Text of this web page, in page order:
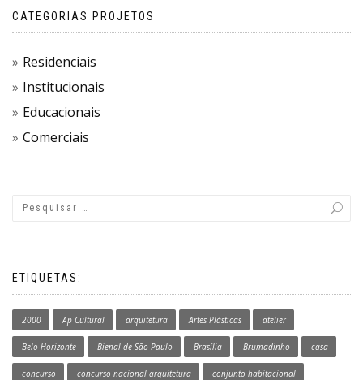
CATEGORIAS PROJETOS
Residenciais
Institucionais
Educacionais
Comerciais
ETIQUETAS:
2000 Ap Cultural arquitetura Artes Plásticas atelier
Belo Horizonte Bienal de São Paulo Brasília Brumadinho casa
concurso concurso nacional arquitetura conjunto habitacional